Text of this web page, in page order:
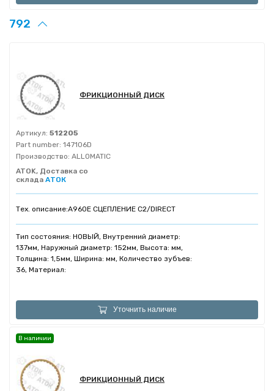
792
ФРИКЦИОННЫЙ ДИСК
Артикул: 512205
Part number: 147106D
Производство: ALLOMATIC
ATOK, Доставка со
склада АТОК
Тех. описание:A960E СЦЕПЛЕНИЕ C2/DIRECT
Тип состояния: НОВЫЙ, Внутренний диаметр:
137мм, Наружный диаметр: 152мм, Высота: мм,
Толщина: 1,5мм, Ширина: мм, Количество зубъев:
36, Материал:
Уточнить наличие
ФРИКЦИОННЫЙ ДИСК
В наличии